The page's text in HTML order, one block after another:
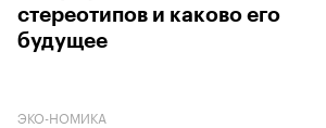
стереотипов и каково его
будущее
ЭКО-НОМИКА